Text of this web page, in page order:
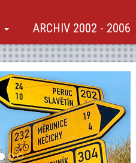
ARCHIV 2002 - 2006